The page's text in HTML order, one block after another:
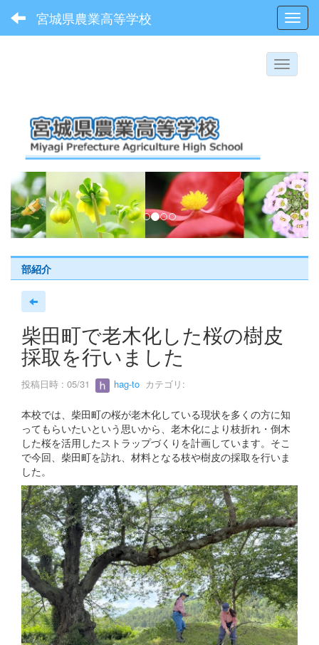
宮城県農業高等学校
p
r
e
v
i
o
u
s
n
e
x
t
部紹介
柴田町で老木化した桜の樹皮
採取を行いました
投稿日時 : 05/31 hag-to カテゴリ:
本校では、柴田町の桜が老木化している現状を多くの方に知
ってもらいたいという思いから、老木化により枝折れ・倒木
した桜を活用したストラップづくりを計画しています。そこ
で今回、柴田町を訪れ、材料となる枝や樹皮の採取を行いま
した。